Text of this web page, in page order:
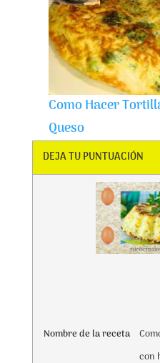
Como Hacer
Queso
DEJA TU PUNTUACIÓN
Nombre de la receta
con